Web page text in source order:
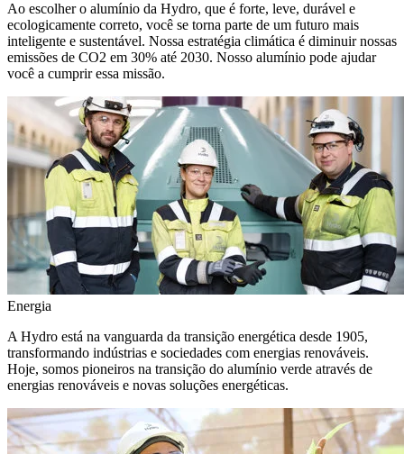
Ao escolher o alumínio da Hydro, que é forte, leve, durável e
ecologicamente correto, você se torna parte de um futuro mais
inteligente e sustentável. Nossa estratégia climática é diminuir nossas
emissões de CO2 em 30% até 2030. Nosso alumínio pode ajudar
você a cumprir essa missão.
Energia
A Hydro está na vanguarda da transição energética desde 1905,
transformando indústrias e sociedades com energias renováveis.
Hoje, somos pioneiros na transição do alumínio verde através de
energias renováveis e novas soluções energéticas.